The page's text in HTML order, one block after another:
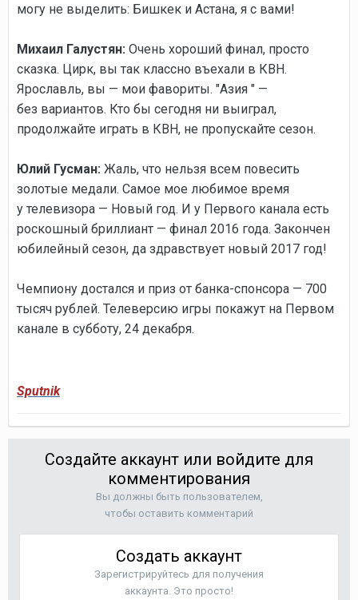
могу не выделить: Бишкек и Астана, я с вами!
Михаил Галустян: Очень хороший финал, просто
сказка. Цирк, вы так классно въехали в КВН.
Ярославль, вы — мои фавориты. "Азия " —
без вариантов. Кто бы сегодня ни выиграл,
продолжайте играть в КВН, не пропускайте сезон.
Юлий Гусман: Жаль, что нельзя всем повесить
золотые медали. Самое мое любимое время
у телевизора — Новый год. И у Первого канала есть
роскошный бриллиант — финал 2016 года. Закончен
юбилейный сезон, да здравствует новый 2017 год!
Чемпиону достался и приз от банка-спонсора — 700
тысяч рублей. Телеверсию игры покажут на Первом
канале в субботу, 24 декабря.
Sputnik
Создайте аккаунт или войдите для
комментирования
Вы должны быть пользователем,
чтобы оставить комментарий
Создать аккаунт
Зарегистрируйтесь для получения
аккаунта. Это просто!